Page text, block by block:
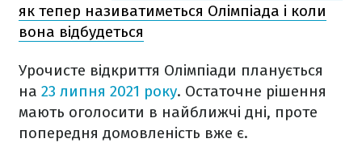
як тепер називатиметься Олімпіада і коли
вона відбудеться
Урочисте відкриття Олімпіади планується
на 23 липня 2021 року. Остаточне рішення
мають оголосити в найближчі дні, проте
попередня домовленість вже є.